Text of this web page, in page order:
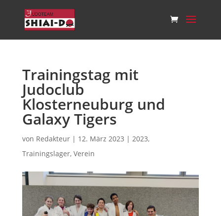
Trainingstag mit
Judoclub
Klosterneuburg und
Galaxy Tigers
von Redakteur| 12. März 2023 | 2023,
Trainingslager, Verein